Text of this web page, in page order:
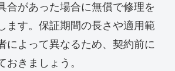
合があった場合に無償で修理を
ます。保証期間の長さや適用範
によって異なるため、契約前に
おきましょう。